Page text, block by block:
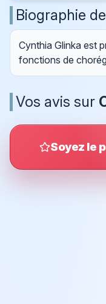
Biographie
Cynthia Glinka est
fonctions de
Vos avis sur
Soyez le